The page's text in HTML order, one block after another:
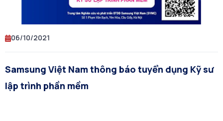
06/10/2021
Samsung Việt Nam thông báo tuyển dụng Kỹ sư
lập trình phần mềm